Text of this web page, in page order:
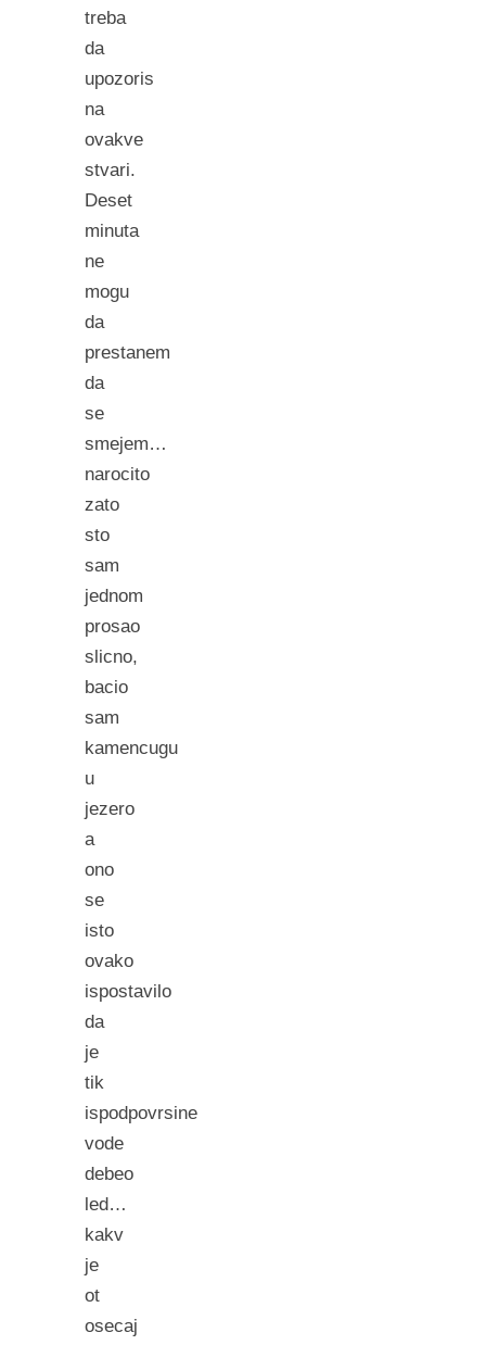
treba
da
upozoris
na
ovakve
stvari.
Deset
minuta
ne
mogu
da
prestanem
da
se
smejem…
narocito
zato
sto
sam
jednom
prosao
slicno,
bacio
sam
kamencugu
u
jezero
a
ono
se
isto
ovako
ispostavilo
da
je
tik
ispodpovrsine
vode
debeo
led…
kakv
je
ot
osecaj